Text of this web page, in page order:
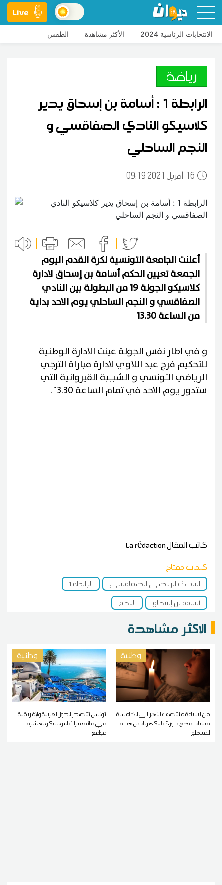
Live
الانتخابات الرئاسية 2024 الأكثر مشاهدة الطقس
رياضة
الرابطة 1 : أسامة بن إسحاق يدير
كلاسيكو النادي الصفاقسي و
النجم الساحلي
16 09:19 2021 أفريل
أعلنت الجامعة التونسية لكرة القدم اليوم
الجمعة تعيين الحكم أسامة بن إسحاق لادارة
كلاسيكو الجولة 19 من البطولة بين النادي
الصفاقسي و النجم الساحلي يوم الاحد بداية
من الساعة 13.30
و في اطار نفس الجولة عينت الادارة الوطنية
للتحكيم فرج عبد اللاوي لادارة مباراة الترجي
الرياضي التونسي و الشبيبة القيروانية التي
ستدور يوم الاحد في تمام الساعة 13.30 .
كاتب المقالLa rédaction
كلمات مفتاح
النادي الرياضي الصفاقسي
الرابطة 1
أسامة بن إسحاق
النجم
الاكثر مشاهدة
وطنية
من الساعة منتصف النهار إلى الخامسة
مساء.. قطع دوري للكهرباء عن هذه
المناطق
وطنية
تونس تتصدر الدول العربية والإفريقية
في قائمة تراث اليونسكو بعشرة
مواقع